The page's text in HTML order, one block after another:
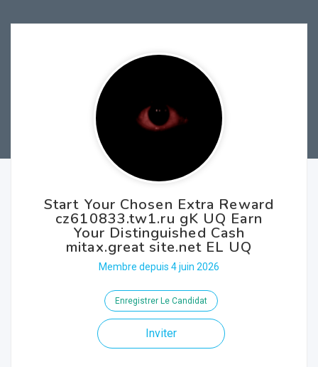
Start Your Chosen Extra Reward
cz610833.tw1.ru gK UQ Earn
Your Distinguished Cash
mitax.great site.net EL UQ
Membre depuis 4 juin 2026
Enregistrer Le Candidat
Inviter